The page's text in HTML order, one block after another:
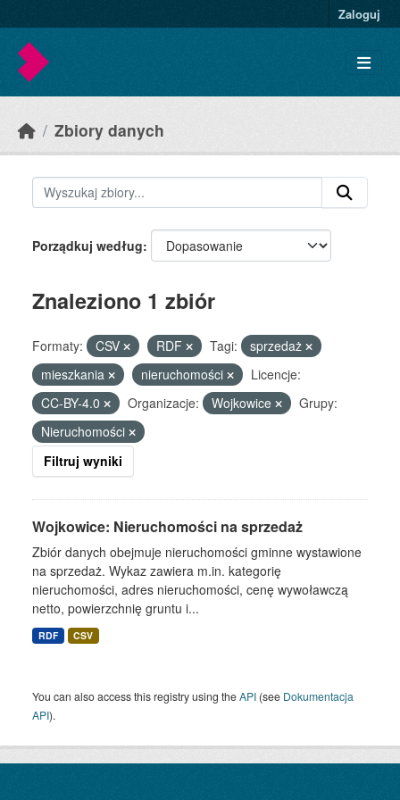
Zaloguj
Zbiory danych
Porządkuj według
Znaleziono 1 zbiór
Formaty: CSV RDF Tagi:
sprzedaż
mieszkania
nieruchomości
Licencje:
CC-BY-4.0
Organizacje: Wojkowice
Grupy:
Nieruchomości
Filtruj wyniki
Wojkowice: Nieruchomości na sprzedaż
Zbiór danych obejmuje nieruchomości gminne wystawione
na sprzedaż. Wykaz zawiera m.in. kategorię
nieruchomości, adres nieruchomości, cenę wywoławczą
netto, powierzchnię gruntu i...
RDF CSV
You can also access this registry using theAPI (see Dokumentacja
API).